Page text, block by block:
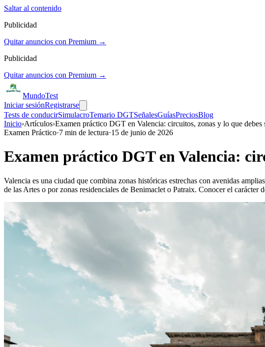
Saltar al contenido
Publicidad
Quitar anuncios con Premium →
Publicidad
Quitar anuncios con Premium →
MundoTest
Iniciar sesiónRegistrarse
Tests de conducirSimulacroTemario DGTSeñalesGuíasPreciosBlog
Inicio›Artículos›Examen práctico DGT en Valencia: circuitos, zonas y lo que debes
Examen Práctico·7 min de lectura·15 de junio de 2026
Examen práctico DGT en Valencia:
Valencia es una ciudad que combina zonas históricas estrechas con avenidas
de las Artes o por zonas residenciales de Benimaclet o Patraix. Conocer el carácter